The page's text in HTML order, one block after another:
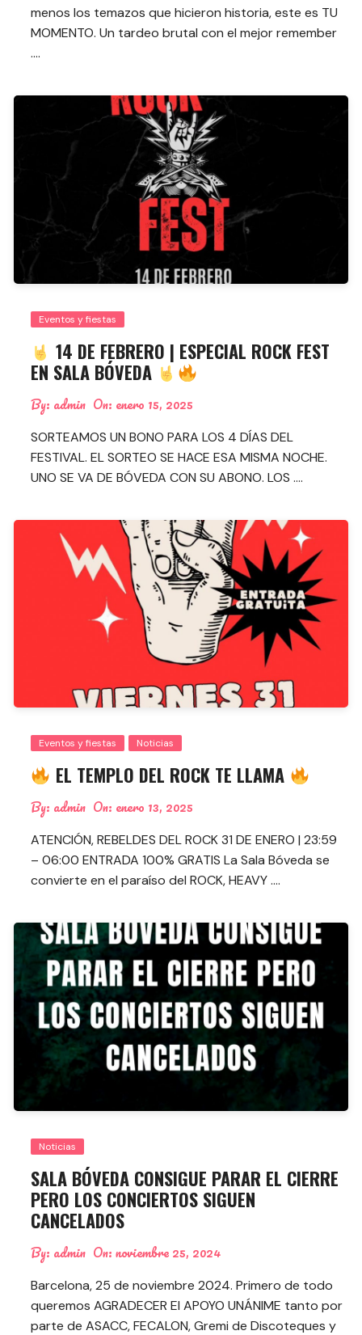
menos los temazos que hicieron historia, este es TU
MOMENTO. Un tardeo brutal con el mejor remember
….
Eventos y fiestas
14 DE FEBRERO | ESPECIAL ROCK FEST
EN SALA BÓVEDA
By: admin On: enero 15, 2025
SORTEAMOS UN BONO PARA LOS 4 DÍAS DEL
FESTIVAL. EL SORTEO SE HACE ESA MISMA NOCHE.
UNO SE VA DE BÓVEDA CON SU ABONO. LOS ….
Eventos y fiestas Noticias
EL TEMPLO DEL ROCK TE LLAMA
By: admin On: enero 13, 2025
ATENCIÓN, REBELDES DEL ROCK 31 DE ENERO | 23:59
– 06:00 ENTRADA 100% GRATIS La Sala Bóveda se
convierte en el paraíso del ROCK, HEAVY ….
Noticias
SALA BÓVEDA CONSIGUE PARAR EL CIERRE
PERO LOS CONCIERTOS SIGUEN
CANCELADOS
By: admin On:noviembre 25, 2024
Barcelona, 25 de noviembre 2024. Primero de todo
queremos AGRADECER El APOYO UNÁNIME tanto por
parte de ASACC, FECALON, Gremi de Discoteques y